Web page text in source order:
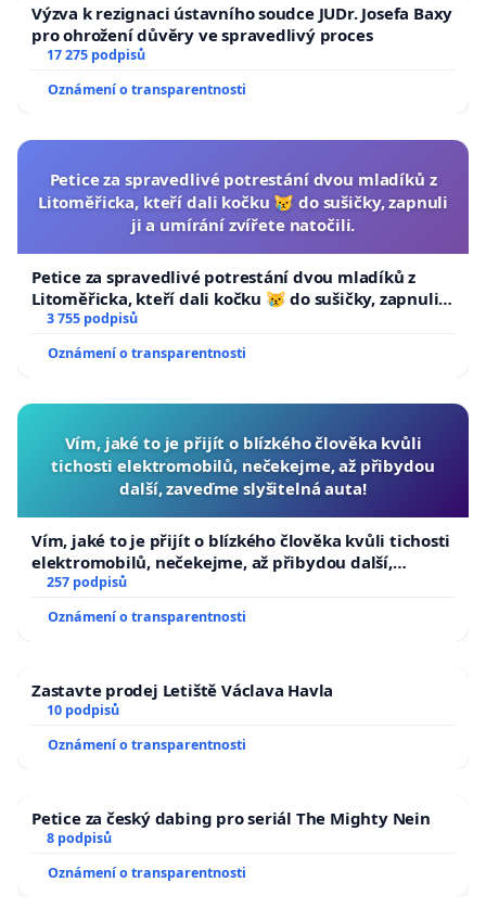
Výzva k rezignaci ústavního soudce JUDr. Josefa Baxy
pro ohrožení důvěry ve spravedlivý proces
17 275 podpisů
Oznámení o transparentnosti
Petice za spravedlivé potrestání dvou mladíků z
Litoměřicka, kteří dali kočku 😿 do sušičky, zapnuli
ji a umírání zvířete natočili.
Petice za spravedlivé potrestání dvou mladíků z
Litoměřicka, kteří dali kočku 😿 do sušičky, zapnuli ji
a umírání zvířete natočili.
3 755 podpisů
Oznámení o transparentnosti
Vím, jaké to je přijít o blízkého člověka kvůli
tichosti elektromobilů, nečekejme, až přibydou
další, zaveďme slyšitelná auta!
Vím, jaké to je přijít o blízkého člověka kvůli tichosti
elektromobilů, nečekejme, až přibydou další,
zaveďme slyšitelná auta!
257 podpisů
Oznámení o transparentnosti
Zastavte prodej Letiště Václava Havla
10 podpisů
Oznámení o transparentnosti
Petice za český dabing pro seriál The Mighty Nein
8 podpisů
Oznámení o transparentnosti